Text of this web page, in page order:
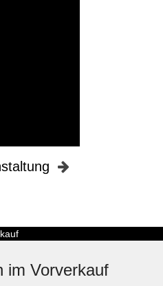
im Vorverkauf